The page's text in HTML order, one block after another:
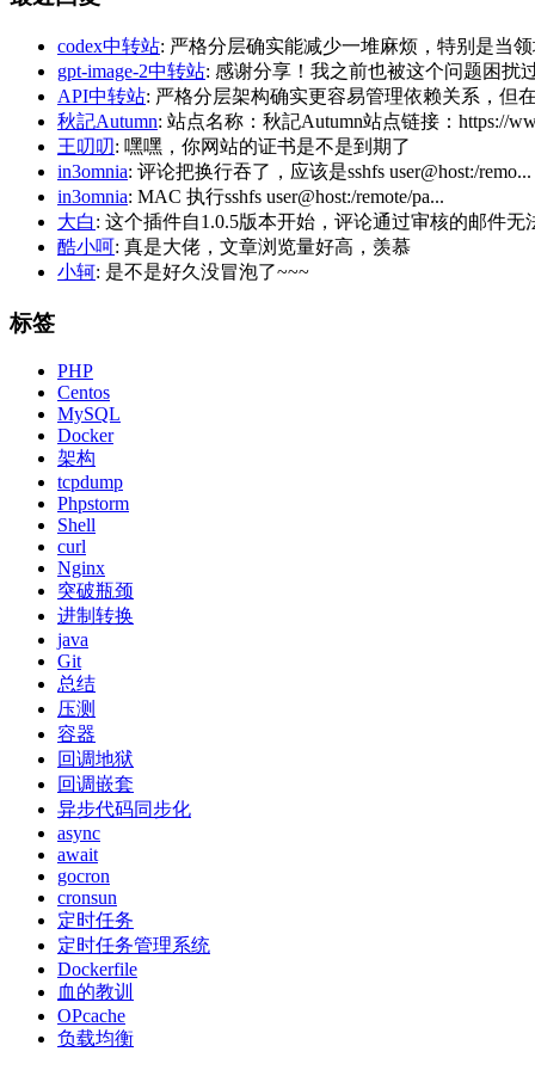
codex中转站: 严格分层确实能减少一堆麻烦，特别是当
gpt-image-2中转站: 感谢分享！我之前也被这个问题困扰
API中转站: 严格分层架构确实更容易管理依赖关系，但
秋記Autumn: 站点名称：秋記Autumn站点链接：https://
王叨叨: 嘿嘿，你网站的证书是不是到期了
in3omnia: 评论把换行吞了，应该是sshfs user@host:/remo...
in3omnia: MAC 执行sshfs user@host:/remote/pa...
大白: 这个插件自1.0.5版本开始，评论通过审核的邮件无
酷小呵: 真是大佬，文章浏览量好高，羡慕
小轲: 是不是好久没冒泡了~~~
标签
PHP
Centos
MySQL
Docker
架构
tcpdump
Phpstorm
Shell
curl
Nginx
突破瓶颈
进制转换
java
Git
总结
压测
容器
回调地狱
回调嵌套
异步代码同步化
async
await
gocron
cronsun
定时任务
定时任务管理系统
Dockerfile
血的教训
OPcache
负载均衡